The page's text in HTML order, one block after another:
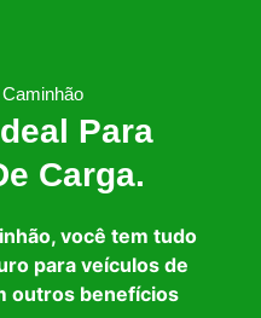
Para
Carga.
você tem tudo
para veículos de
outros benefícios